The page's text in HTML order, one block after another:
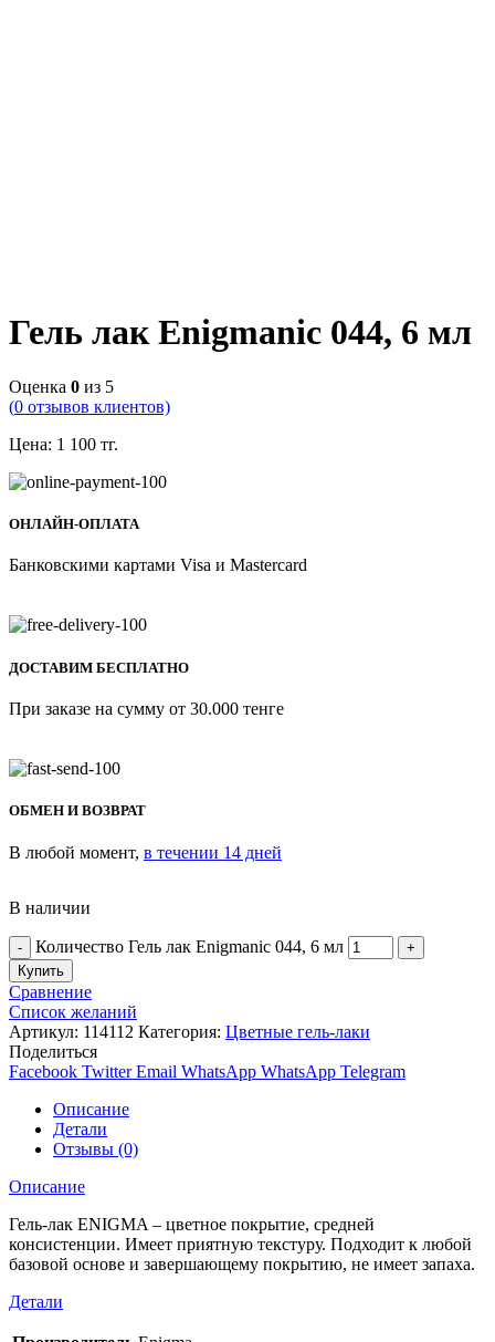
Гель лак Enigmanic 044, 6 мл
Оценка 0 из 5
(0 отзывов клиентов)
Цена: 1 100 тг.
ОНЛАЙН-ОПЛАТА
Банковскими картами Visa и Mastercard
ДОСТАВИМ БЕСПЛАТНО
При заказе на сумму от 30.000 тенге
ОБМЕН И ВОЗВРАТ
В любой момент, в течении 14 дней
В наличии
Количество Гель лак Enigmanic 044, 6 мл
Купить
Сравнение
Список желаний
Артикул: 114112 Категория: Цветные гель-лаки
Поделиться
Facebook Twitter Email WhatsApp WhatsApp Telegram
Описание
Детали
Отзывы (0)
Описание
Гель-лак ENIGMA – цветное покрытие, средней
консистенции. Имеет приятную текстуру. Подходит к любой
базовой основе и завершающему покрытию, не имеет запаха.
Детали